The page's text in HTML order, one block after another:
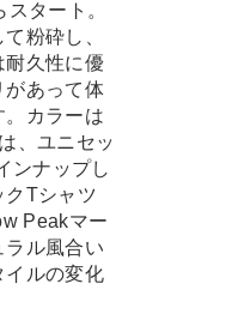
タート。
粉砕し、
耐久性に優
があって体
。カラーは
、ユニセッ
ンナップし
クTシャツ
Peakマー
ラル風合い
イルの変化